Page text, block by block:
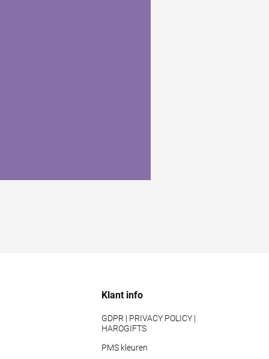
Klant info
GDPR | PRIVACY POLICY |
HAROGIFTS
PMS kleuren